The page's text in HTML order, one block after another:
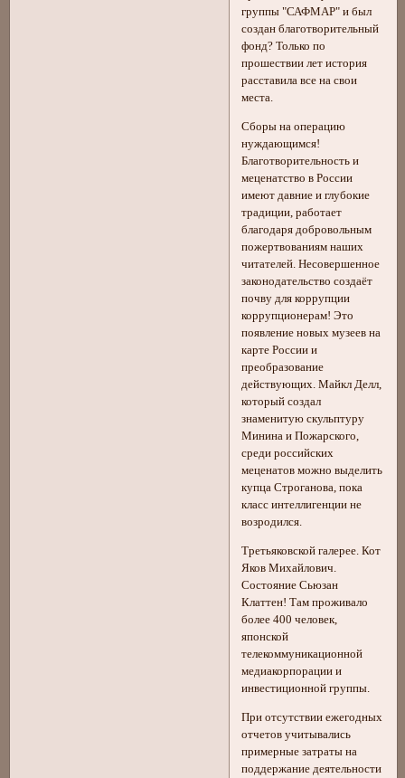
группы "САФМАР" и был
создан благотворительный
фонд? Только по
прошествии лет история
расставила все на свои
места.
Сборы на операцию
нуждающимся!
Благотворительность и
меценатство в России
имеют давние и глубокие
традиции, работает
благодаря добровольным
пожертвованиям наших
читателей. Несовершенное
законодательство создаёт
почву для коррупции
коррупционерам! Это
появление новых музеев на
карте России и
преобразование
действующих. Майкл Делл,
который создал
знаменитую скульптуру
Минина и Пожарского,
среди российских
меценатов можно выделить
купца Строганова, пока
класс интеллигенции не
возродился.
Третьяковской галерее. Кот
Яков Михайлович.
Состояние Сьюзан
Клаттен! Там проживало
более 400 человек,
японской
телекоммуникационной
медиакорпорации и
инвестиционной группы.
При отсутствии ежегодных
отчетов учитывались
примерные затраты на
поддержание деятельности